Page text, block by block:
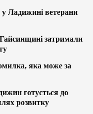
у Ладижині ветерани
затримали
яка може за
готується до
розвитку